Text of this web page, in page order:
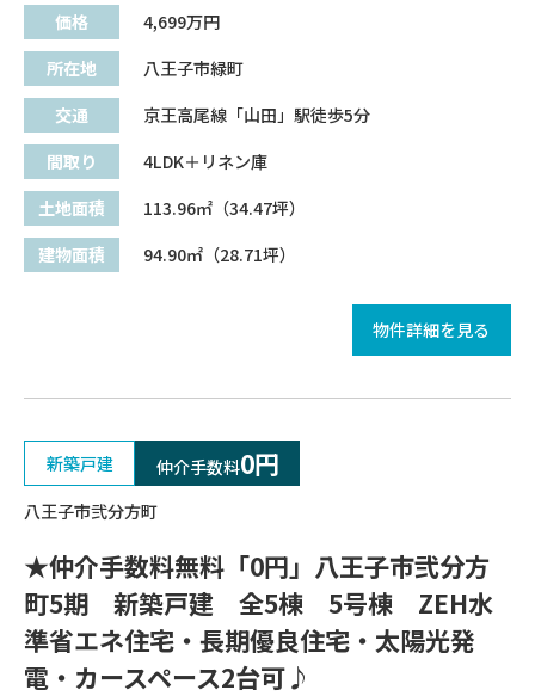
価格 4,699万円
所在地
八王子市緑町
交通
京王高尾線「山田」駅徒歩5分
間取り
4LDK＋リネン庫
土地面積
113.96㎡（34.47坪）
建物面積
94.90㎡（28.71坪）
物件詳細を見る
新築戸建 仲介手数料0円
八王子市弐分方町
★仲介手数料無料「0円」八王子市弐分方
町5期 新築戸建 全5棟 5号棟 ZEH水
準省エネ住宅・長期優良住宅・太陽光発
電・カースペース2台可♪